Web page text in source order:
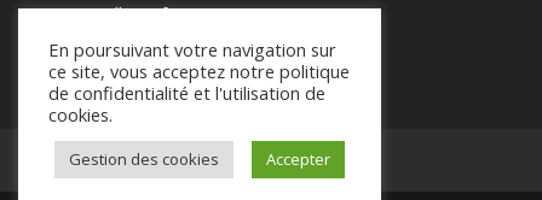
Marmaille en fugues
Mentions légales Contact
En poursuivant votre navigation sur
ce site, vous acceptez notre politique
de confidentialité et l'utilisation de
cookies.
Gestion des cookies Accepter